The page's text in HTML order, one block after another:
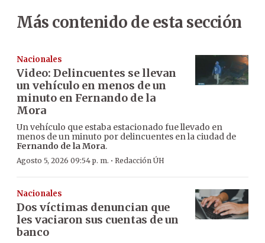
Más contenido de esta sección
Nacionales
Video: Delincuentes se llevan
un vehículo en menos de un
minuto en Fernando de la
Mora
Un vehículo que estaba estacionado fue llevado en
menos de un minuto por delincuentes en la ciudad de
Fernando de la Mora.
Agosto 5, 2026 09:54 p. m. · Redacción ÚH
Nacionales
Dos víctimas denuncian que
les vaciaron sus cuentas de un
banco